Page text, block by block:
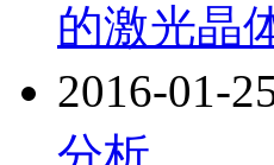
的激光晶
2016-01-